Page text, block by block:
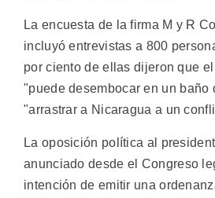
La encuesta de la firma M y R
incluyó entrevistas a 800
por ciento de ellas dijeron que
"puede desembocar en un baño
"arrastrar a Nicaragua a un
La oposición política al
anunciado desde el Congreso
intención de emitir una